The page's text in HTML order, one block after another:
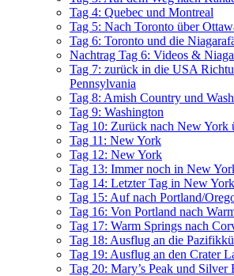
Tag 4: Quebec und Montreal
Tag 5: Nach Toronto über
Tag 6: Toronto und die
Nachtrag Tag 6: Videos &
Tag 7: zurück in die USA
Pennsylvania
Tag 8: Amish Country und
Tag 9: Washington
Tag 10: Zurück nach New York
Tag 11: New York
Tag 12: New York
Tag 13: Immer noch in New
Tag 14: Letzter Tag in New York
Tag 15: Auf nach Portland/
Tag 16: Von Portland nach
Tag 17: Warm Springs nach
Tag 18: Ausflug an die
Tag 19: Ausflug an den Crater
Tag 20: Mary’s Peak und Silver